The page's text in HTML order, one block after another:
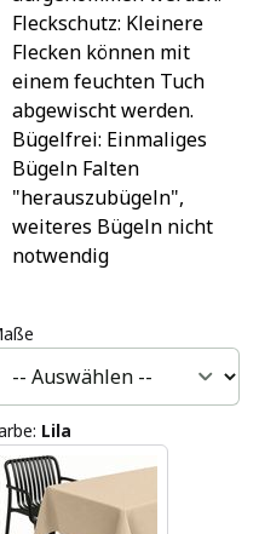
Fleckschutz: Kleinere
Flecken können mit
einem feuchten Tuch
abgewischt werden.
Bügelfrei: Einmaliges
Bügeln Falten
"herauszubügeln",
weiteres Bügeln nicht
notwendig
: Lila